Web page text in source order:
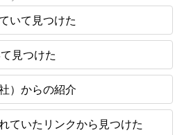
いて見つけた
見つけた
）からの紹介
ていたリンクから見つけた